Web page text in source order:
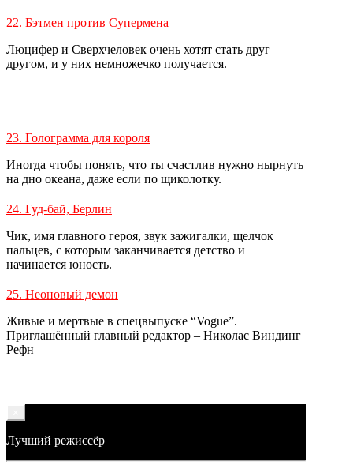
22. Бэтмен против Супермена
Люцифер и Сверхчеловек очень хотят стать друг
другом, и у них немножечко получается.
23. Голограмма для короля
Иногда чтобы понять, что ты счастлив нужно нырнуть
на дно океана, даже если по щиколотку.
24. Гуд-бай, Берлин
Чик, имя главного героя, звук зажигалки, щелчок
пальцев, с которым заканчивается детство и
начинается юность.
25. Неоновый демон
Живые и мертвые в спецвыпуске “Vogue”.
Приглашённый главный редактор – Николас Виндинг
Рефн
Лучший режиссёр